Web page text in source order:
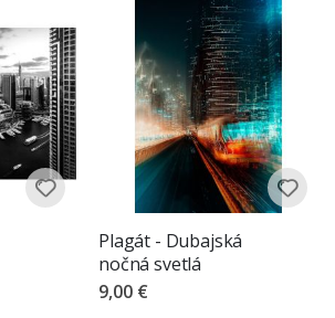
Plagát - Dubajská
nočná svetlá
9,00 €